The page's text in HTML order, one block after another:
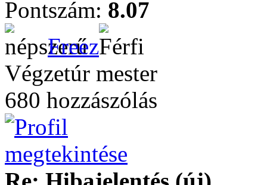
Pontszám: 8.07
Freez
Végzetúr mester
680 hozzászólás